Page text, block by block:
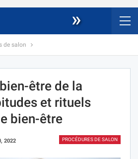
»
de salon
être de la
et rituels
bien-être
PROCÉDURES DE SALON
2022